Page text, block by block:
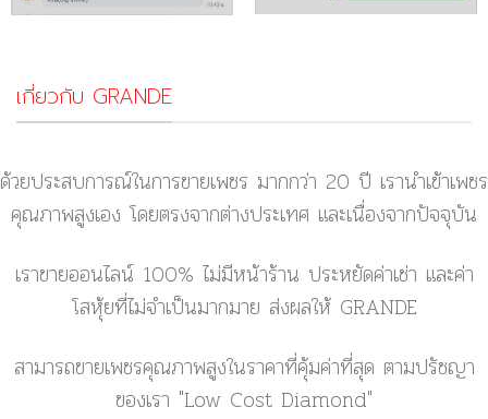
เกี่ยวกับ GRANDE
ด้วยประสบการณ์ในการขายเพชร มากกว่า 20 ปี เรานำเข้าเพชร
คุณภาพสูงเอง โดยตรงจากต่างประเทศ และเนื่องจากปัจจุบัน
เราขายออนไลน์ 100% ไม่มีหน้าร้าน ประหยัดค่าเช่า และค่า
โสหุ้ยที่ไม่จำเป็นมากมาย ส่งผลให้ GRANDE
สามารถขายเพชรคุณภาพสูงในราคาที่คุ้มค่าที่สุด ตามปรัชญา
ของเรา "Low Cost Diamond"